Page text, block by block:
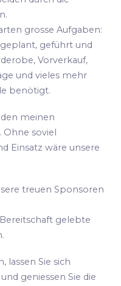
grosse Aufgaben:
geführt und
Vorverkauf,
und vieles mehr
benötigt.
meinen
Ohne soviel
Einsatz wäre unsere
treuen Sponsoren
gelebte
lassen Sie sich
geniessen Sie die